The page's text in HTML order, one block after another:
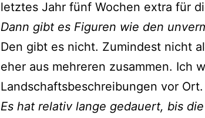
letztes Jahr fünf Wochen extra für
Dann gibt es Figuren wie den
Den gibt es nicht. Zumindest nicht
eher aus mehreren zusammen. Ich
Landschaftsbeschreibungen vor Ort.
Es hat relativ lange gedauert, bis